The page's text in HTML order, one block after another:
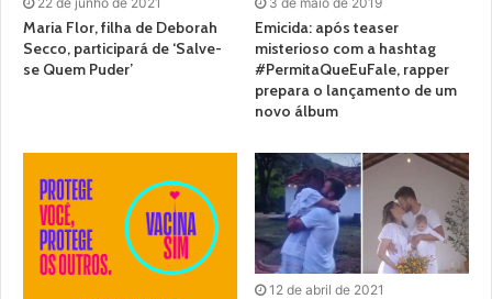
Maria Flor, filha de Deborah
Secco, participará de ‘Salve-
se Quem Puder’
Emicida: após teaser
misterioso com a hashtag
#PermitaQueEuFale, rapper
prepara o lançamento de um
novo álbum
12 de abril de 2021